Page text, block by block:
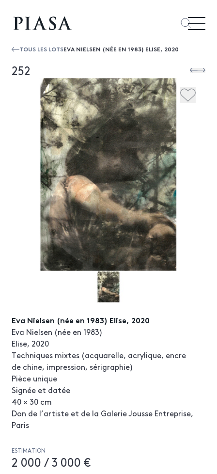
TOUS LES LOTSEVA NIELSEN (NÉE EN 1983) ELISE, 2020
252
Eva Nielsen (née en 1983) Elise, 2020
Eva Nielsen (née en 1983)
Elise, 2020
Techniques mixtes (acquarelle, acrylique, encre
de chine, impression, sérigraphie)
Pièce unique
Signée et datée
40 × 30 cm
Don de l’artiste et de la Galerie Jousse Entreprise,
Paris
ESTIMATION
2 000 / 3 000 €